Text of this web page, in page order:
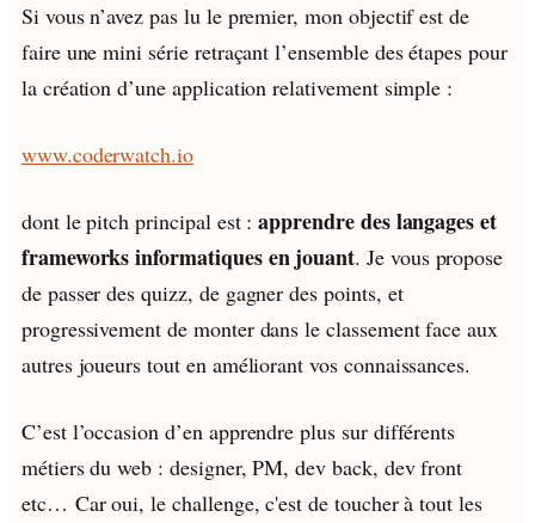
Si vous n’avez pas lu le premier, mon objectif est de
faire une mini série retraçant l’ensemble des étapes pour
la création d’une application relativement simple :
www.coderwatch.io
dont le pitch principal est :apprendre des langages et
frameworks informatiques en jouant. Je vous propose
de passer des quizz, de gagner des points, et
progressivement de monter dans le classement face aux
autres joueurs tout en améliorant vos connaissances.
C’est l’occasion d’en apprendre plus sur différents
métiers du web : designer, PM, dev back, dev front
etc… Car oui, le challenge, c'est de toucher à tout les